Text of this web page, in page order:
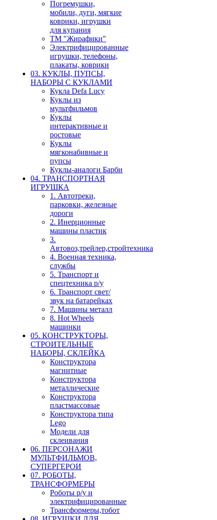
Погремушки,
мобили, дуги, мягкие
коврики, игрушки
для купания
ТМ "Жирафики"
Электрифицированные
игрушки, телефоны,
плакаты, коврики
03. КУКЛЫ, ПУПСЫ,
НАБОРЫ С КУКЛАМИ
Кукла Defa Lucy
Куклы из
мультфильмов
Куклы
интерактивные и
ростовые
Куклы
мягконабивные и
пупсы
Куклы-аналоги Барби
04. ТРАНСПОРТНАЯ
ИГРУШКА
1. Автотреки,
парковки, железные
дороги
2. Инерционные
машины пластик
3.
Автовоз,трейлер,стройтехника
4. Военная техника,
службы
5. Транспорт и
спецтехника р/у
6. Транспорт свет/
звук на батарейках
7. Машины металл
8. Hot Wheels
машинки
05. КОНСТРУКТОРЫ,
СТРОИТЕЛЬНЫЕ
НАБОРЫ, СКЛЕЙКА
Конструктора
магнитные
Конструктора
металлические
Конструктора
пластмассовые
Конструктора типа
Lego
Модели для
склеивания
06. ПЕРСОНАЖИ
МУЛЬТФИЛЬМОВ,
СУПЕРГЕРОИ
07. РОБОТЫ,
ТРАНСФОРМЕРЫ
Роботы р/у и
электрифицированные
Трансформеры,тобот